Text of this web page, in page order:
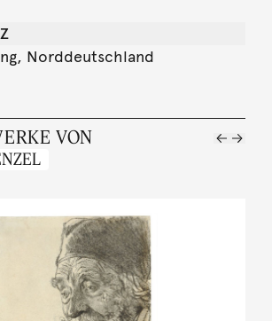
Norddeutschland
VON